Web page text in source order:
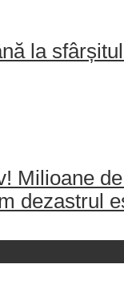
la
Milioane
dezastrul